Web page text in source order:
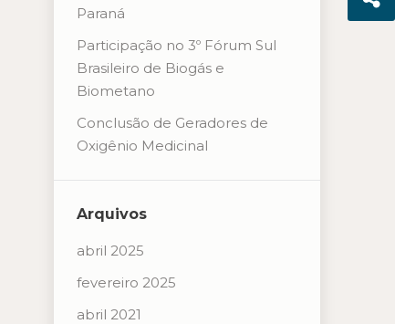
Paraná
Participação no 3º Fórum Sul
Brasileiro de Biogás e
Biometano
Conclusão de Geradores de
Oxigênio Medicinal
Arquivos
abril 2025
fevereiro 2025
abril 2021